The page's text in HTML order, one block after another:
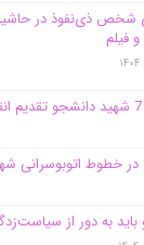
شخص ذی‌نفوذ در
فیلم
به دور از